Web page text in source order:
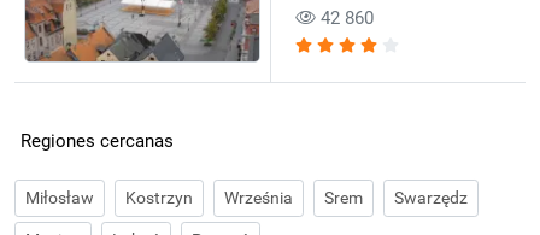
42 860
Regiones cercanas
Miłosław Kostrzyn Września Srem Swarzędz